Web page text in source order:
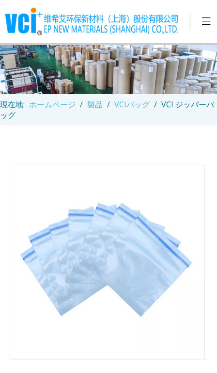
現在地: ホームページ / 製品 / VCIバッグ / VCI ジッパーバ
ッグ